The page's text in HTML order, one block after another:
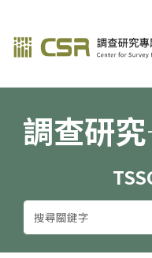
調查研究—
調查研